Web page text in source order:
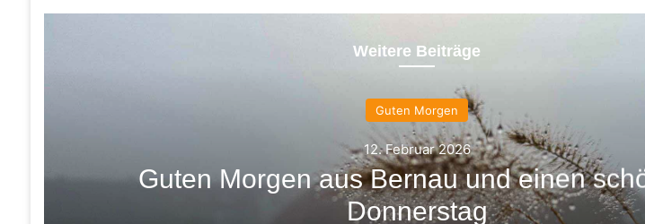
Weitere Beiträge
Guten Morgen
12. Februar 2026
Guten Morgen aus Bernau und einen
Donnerstag